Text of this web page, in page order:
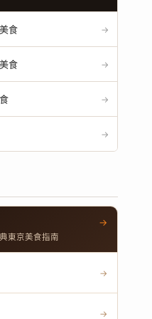
食 →
食 →
→
→
東京美食指南
→
→
→